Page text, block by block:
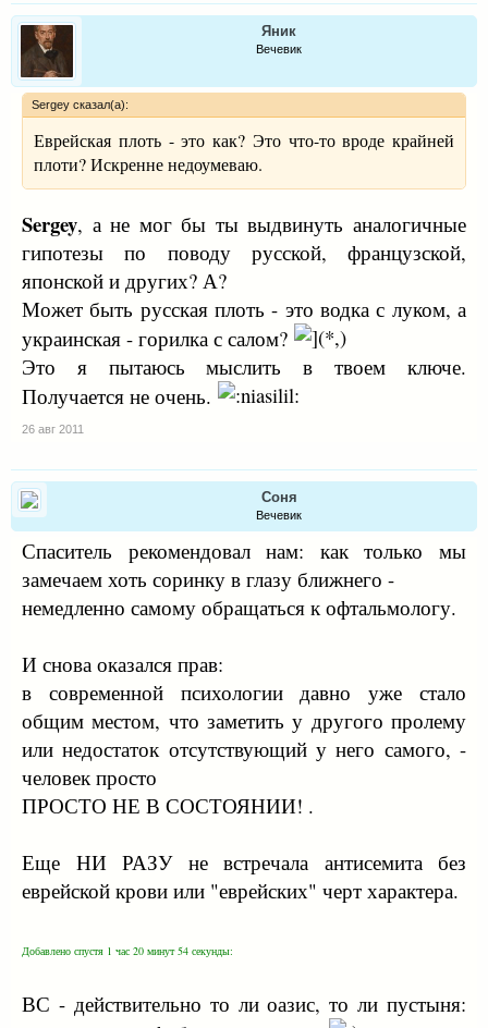
Яник
Вечевик
Sergey сказал(а):
Еврейская плоть - это как? Это что-то вроде крайней
плоти? Искренне недоумеваю.
Sergey, а не мог бы ты выдвинуть аналогичные
гипотезы по поводу русской, французской,
японской и других? А?
Может быть русская плоть - это водка с луком, а
украинская - горилка с салом?
Это я пытаюсь мыслить в твоем ключе.
Получается не очень.
26 авг 2011
Соня
Вечевик
Спаситель рекомендовал нам: как только мы
замечаем хоть соринку в глазу ближнего -
немедленно самому обращаться к офтальмологу.
И снова оказался прав:
в современной психологии давно уже стало
общим местом, что заметить у другого пролему
или недостаток отсутствующий у него самого, -
человек просто
ПРОСТО НЕ В СОСТОЯНИИ! .
Еще НИ РАЗУ не встречала антисемита без
еврейской крови или "еврейских" черт характера.
Добавлено спустя 1 час 20 минут 54 секунды:
ВС - действительно то ли оазис, то ли пустыня: